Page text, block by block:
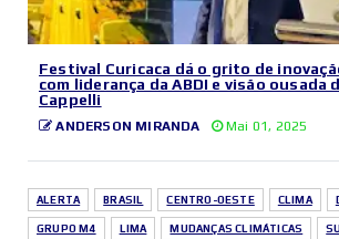
Festival Curicaca dá o grito de
com liderança da ABDI e visão ousada
Cappelli
ANDERSON MIRANDA Mai 01, 2025
ALERTA BRASIL CENTRO-OESTE CLIMA
GRUPO M4 LIMA MUDANÇAS CLIMÁTICAS